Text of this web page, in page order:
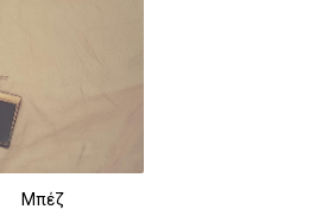
Μπέζ